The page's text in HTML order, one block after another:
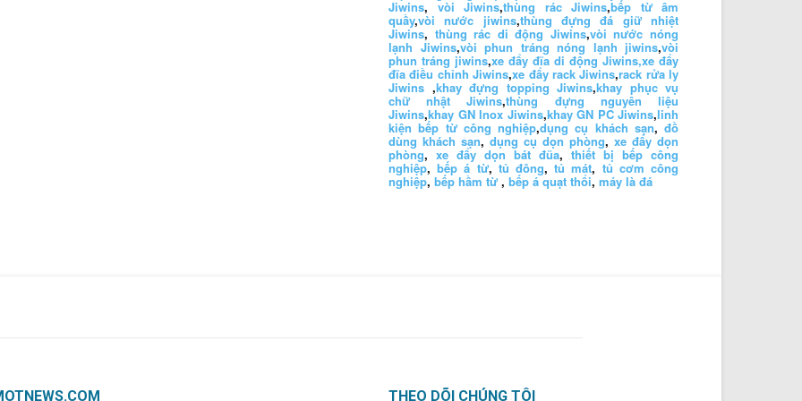
Jiwins, vòi Jiwins,thùng rác Jiwins,bếp từ âm
quầy,vòi nước jiwins,thùng đựng đá giữ nhiệt
Jiwins, thùng rác di động Jiwins,vòi nước nóng
lạnh Jiwins,vòi phun tráng nóng lạnh jiwins,vòi
phun tráng jiwins,xe đẩy đĩa di động Jiwins,xe đẩy
đĩa điều chỉnh Jiwins,xe đẩy rack Jiwins,rack rửa ly
Jiwins ,khay đựng topping Jiwins,khay phục vụ
chữ nhật Jiwins,thùng đựng nguyên liệu
Jiwins,khay GN Inox Jiwins,khay GN PC Jiwins,linh
kiện bếp từ công nghiệp,dụng cụ khách sạn, đồ
dùng khách sạn, dụng cụ dọn phòng, xe đẩy dọn
phòng, xe đẩy dọn bát đũa, thiết bị bếp công
nghiệp,bếp á từ, tủ đông,tủ mát, tủ cơm công
nghiệp, bếp hầm từ , bếp á quạt thổi, máy là đá
THEO DÕI CHÚNG TÔI